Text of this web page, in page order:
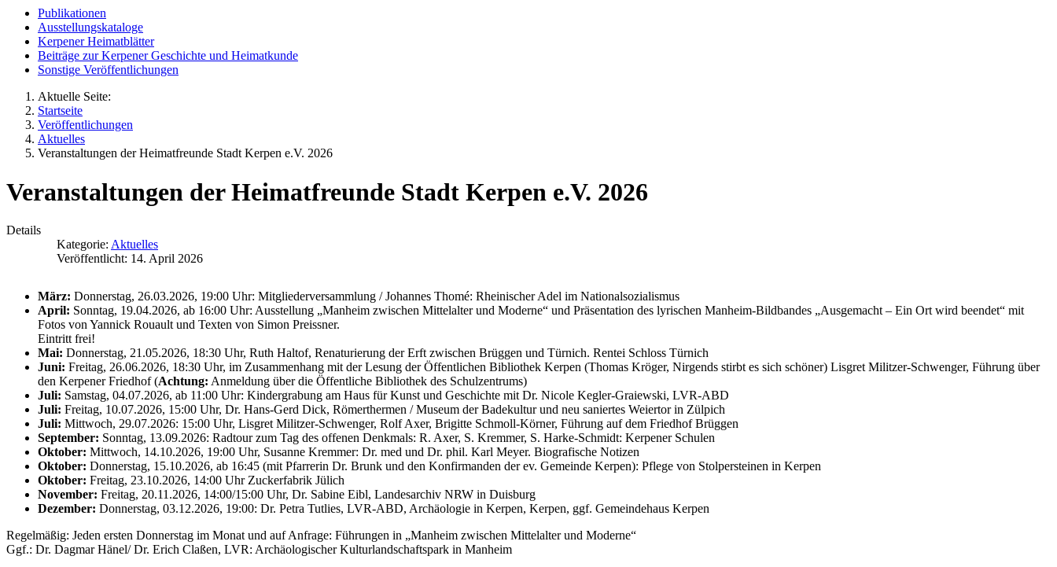
Publikationen
Ausstellungskataloge
Kerpener Heimatblätter
Beiträge zur Kerpener Geschichte und Heimatkunde
Sonstige Veröffentlichungen
Aktuelle Seite:
Startseite
Veröffentlichungen
Aktuelles
Veranstaltungen der Heimatfreunde Stadt Kerpen e.V. 2026
Veranstaltungen der Heimatfreunde Stadt Kerpen e.V. 2026
Details
Kategorie: Aktuelles
Veröffentlicht: 14. April 2026
März: Donnerstag, 26.03.2026, 19:00 Uhr: Mitgliederversammlung / Johannes Thomé: Rheinischer Adel im Nationalsozialismus
April: Sonntag, 19.04.2026, ab 16:00 Uhr: Ausstellung „Manheim zwischen Mittelalter und Moderne“ und Präsentation des lyrischen Manheim-Bildbandes „Ausgemacht – Ein Ort wird beendet“ mit
Fotos von Yannick Rouault und Texten von Simon Preissner.
Eintritt frei!
Mai: Donnerstag, 21.05.2026, 18:30 Uhr, Ruth Haltof, Renaturierung der Erft zwischen Brüggen und Türnich. Rentei Schloss Türnich
Juni: Freitag, 26.06.2026, 18:30 Uhr, im Zusammenhang mit der Lesung der Öffentlichen Bibliothek Kerpen (Thomas Kröger, Nirgends stirbt es sich schöner) Lisgret Militzer-Schwenger, Führung über
den Kerpener Friedhof (Achtung: Anmeldung über die Öffentliche Bibliothek des Schulzentrums)
Juli: Samstag, 04.07.2026, ab 11:00 Uhr: Kindergrabung am Haus für Kunst und Geschichte mit Dr. Nicole Kegler-Graiewski, LVR-ABD
Juli: Freitag, 10.07.2026, 15:00 Uhr, Dr. Hans-Gerd Dick, Römerthermen / Museum der Badekultur und neu saniertes Weiertor in Zülpich
Juli: Mittwoch, 29.07.2026: 15:00 Uhr, Lisgret Militzer-Schwenger, Rolf Axer, Brigitte Schmoll-Körner, Führung auf dem Friedhof Brüggen
September: Sonntag, 13.09.2026: Radtour zum Tag des offenen Denkmals: R. Axer, S. Kremmer, S. Harke-Schmidt: Kerpener Schulen
Oktober: Mittwoch, 14.10.2026, 19:00 Uhr, Susanne Kremmer: Dr. med und Dr. phil. Karl Meyer. Biografische Notizen
Oktober: Donnerstag, 15.10.2026, ab 16:45 (mit Pfarrerin Dr. Brunk und den Konfirmanden der ev. Gemeinde Kerpen): Pflege von Stolpersteinen in Kerpen
Oktober: Freitag, 23.10.2026, 14:00 Uhr Zuckerfabrik Jülich
November: Freitag, 20.11.2026, 14:00/15:00 Uhr, Dr. Sabine Eibl, Landesarchiv NRW in Duisburg
Dezember: Donnerstag, 03.12.2026, 19:00: Dr. Petra Tutlies, LVR-ABD, Archäologie in Kerpen, Kerpen, ggf. Gemeindehaus Kerpen
Regelmäßig: Jeden ersten Donnerstag im Monat und auf Anfrage: Führungen in „Manheim zwischen Mittelalter und Moderne“
Ggf.: Dr. Dagmar Hänel/ Dr. Erich Claßen, LVR: Archäologischer Kulturlandschaftspark in Manheim